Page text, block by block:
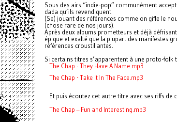
Sous des airs “indie-pop” communément
dada qu’ils revendiquent.
(Se) jouant des références comme on gifle le
(chose rare de nos jours).
Après deux albums prometteurs et déjà
épique et exalté que la plupart des manifestes
références croustillantes.
Si certains titres s’apparentent à une proto-folk
The Chap - They Have A Name.mp3
The Chap - Take It In The Face.mp3
Et puis écoutez cet autre titre avec ses riffs
The Chap – Fun and Interesting.mp3